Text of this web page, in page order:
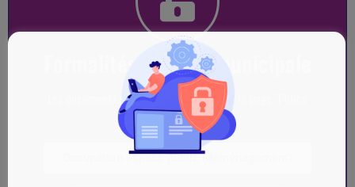
Formalités - Police municipale
Les documents sont téléchargeables sur la page "Police
municipale"
Occupation espace public (déménagement)